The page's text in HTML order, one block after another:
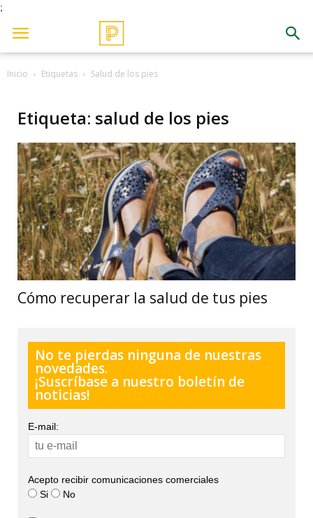
;
Inicio Etiquetas Salud de los pies
Etiqueta: salud de los pies
Cómo recuperar la salud de tus pies
No te pierdas ninguna de nuestras
novedades.
¡Suscríbase a nuestro boletín de
noticias!
E-mail:
Acepto recibir comunicaciones comerciales
Si
No